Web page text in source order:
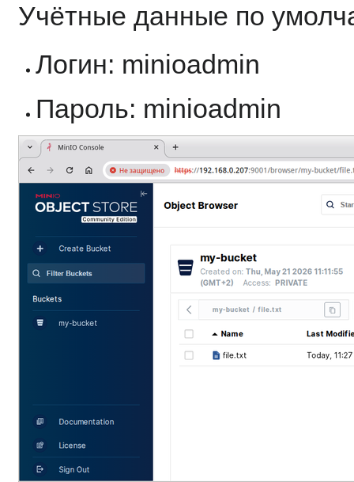
Учётные данные по
Логин: minioadmin
Пароль: minioadmin